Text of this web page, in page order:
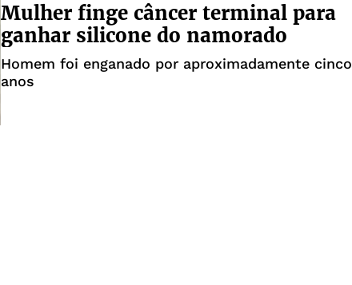
Mulher finge câncer terminal para
ganhar silicone do namorado
Homem foi enganado por aproximadamente cinco
anos